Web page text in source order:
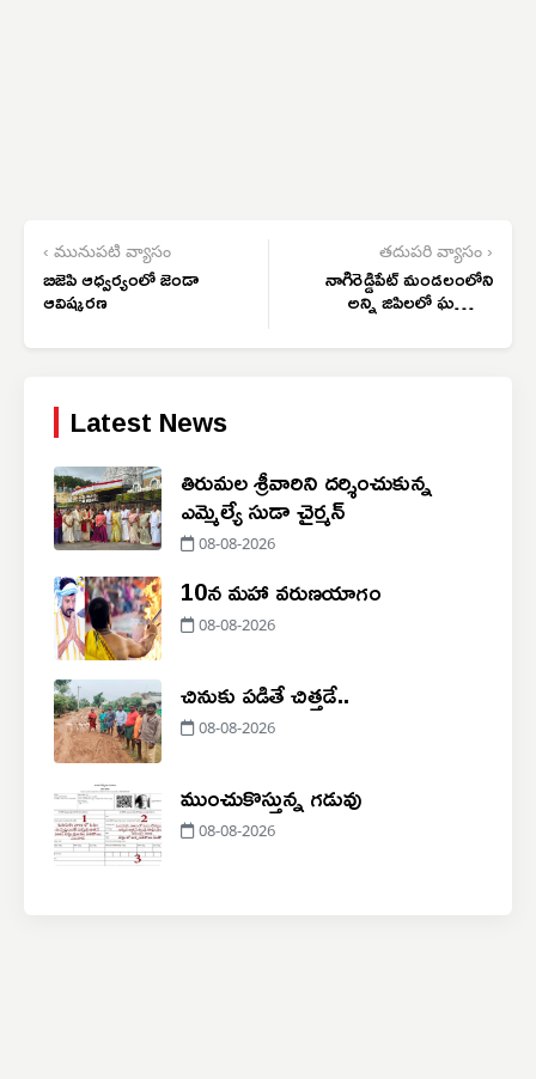
‹ మునుపటి వ్యాసం
బిజెపి ఆధ్వర్యంలో జెండా
ఆవిష్కరణ
తదుపరి వ్యాసం ›
నాగిరెడ్డిపేట్ మండలంలోని
అన్ని జిపిలలో ఘనంగా
తెలంగాణ అవతరణ
దినోత్సవ వేడుకలు
Latest News
తిరుమల శ్రీవారిని దర్శించుకున్న
ఎమ్మెల్యే సుడా చైర్మన్
08-08-2026
10న మహా వరుణయాగం
08-08-2026
చినుకు పడితే చిత్తడే..
08-08-2026
ముంచుకొస్తున్న గడువు
08-08-2026